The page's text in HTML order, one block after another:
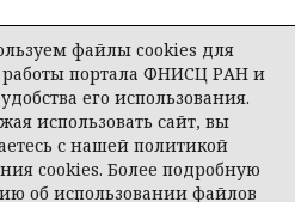
персональных
и социальная практика,
файлы cookies для
портала ФНИСЦ РАН и
его использования.
использовать сайт, вы
с нашей политикой
cookies. Более подробную
об использовании файлов